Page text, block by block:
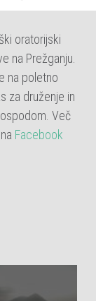
oratorijski
na Prežganju.
na poletno
za druženje in
Več
Facebook